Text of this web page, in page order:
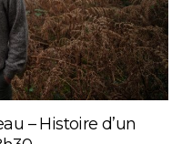
– Histoire d’un